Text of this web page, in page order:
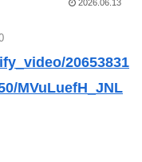
2026.06.13
20653831
MVuLuefH_JNL